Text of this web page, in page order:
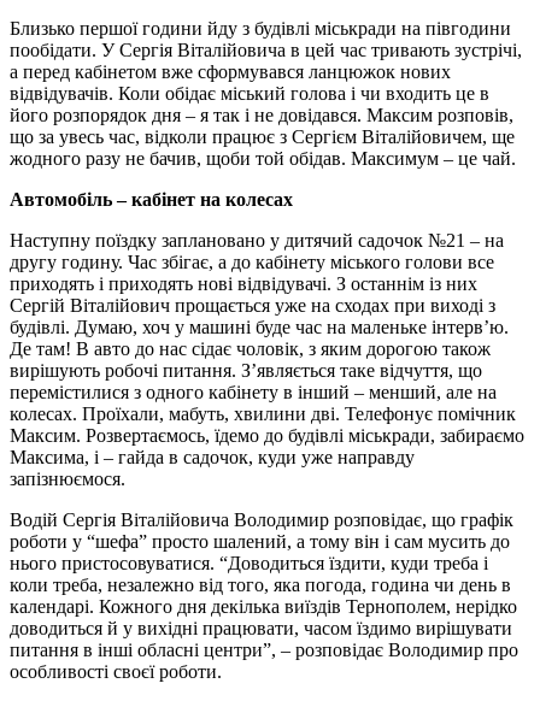
Близько першої години йду з будівлі міськради на півгодини
пообідати. У Сергія Віталійовича в цей час тривають зустрічі,
а перед кабінетом вже сформувався ланцюжок нових
відвідувачів. Коли обідає міський голова і чи входить це в
його розпорядок дня – я так і не довідався. Максим розповів,
що за увесь час, відколи працює з Сергієм Віталійовичем, ще
жодного разу не бачив, щоби той обідав. Максимум – це чай.
Автомобіль – кабінет на колесах
Наступну поїздку заплановано у дитячий садочок №21 – на
другу годину. Час збігає, а до кабінету міського голови все
приходять і приходять нові відвідувачі. З останнім із них
Сергій Віталійович прощається уже на сходах при виході з
будівлі. Думаю, хоч у машині буде час на маленьке інтерв’ю.
Де там! В авто до нас сідає чоловік, з яким дорогою також
вирішують робочі питання. З’являється таке відчуття, що
перемістилися з одного кабінету в інший – менший, але на
колесах. Проїхали, мабуть, хвилини дві. Телефонує помічник
Максим. Розвертаємось, їдемо до будівлі міськради, забираємо
Максима, і – гайда в садочок, куди уже направду
запізнюємося.
Водій Сергія Віталійовича Володимир розповідає, що графік
роботи у “шефа” просто шалений, а тому він і сам мусить до
нього пристосовуватися. “Доводиться їздити, куди треба і
коли треба, незалежно від того, яка погода, година чи день в
календарі. Кожного дня декілька виїздів Тернополем, нерідко
доводиться й у вихідні працювати, часом їздимо вирішувати
питання в інші обласні центри”, – розповідає Володимир про
особливості своєї роботи.